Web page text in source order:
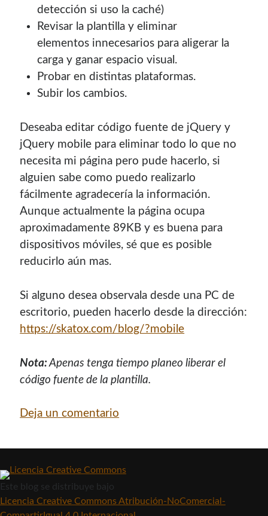
detección si uso la caché)
Revisar la plantilla y eliminar
elementos innecesarios para aligerar la
carga y ganar espacio visual.
Probar en distintas plataformas.
Subir los cambios.
Deseaba editar código fuente de jQuery y
jQuery mobile para eliminar todo lo que no
necesita mi página pero pude hacerlo, si
alguien sabe como puedo realizarlo
fácilmente agradecería la información.
Aunque actualmente la página ocupa
aproximadamente 89KB y es buena para
dispositivos móviles, sé que es posible
reducirlo aún mas.
Si alguno desea observala desde una PC de
escritorio, pueden hacerlo desde la dirección:
https://skatox.com/blog/?mobile
Nota: Apenas tenga tiempo planeo liberar el
código fuente de la plantilla.
Deja un comentario
Este blog se distribuye bajo
Licencia Creative Commons Atribución-NoComercial-